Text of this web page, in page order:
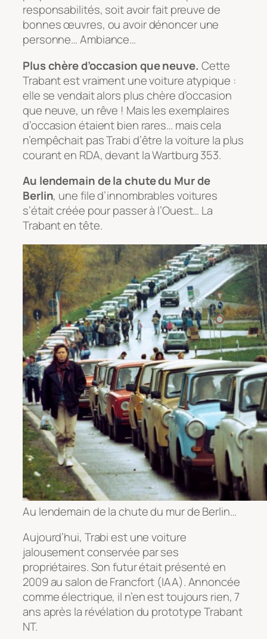
responsabilités, soit avoir fait preuve de
bonnes œuvres, ou avoir dénoncer une
personne… Ambiance…
Plus chère d’occasion que neuve. Cette
Trabant est vraiment une voiture atypique :
elle se vendait alors plus chère d’occasion
que neuve, un rêve ! Mais les exemplaires
d’occasion étaient bien rares… mais cela
n’empêchait pas Trabi d’être la voiture la plus
courant en RDA, devant la Wartburg 353.
Au lendemain de la chute du Mur de
Berlin, une file d’innombrables voitures
s’était créée pour passer à l’Ouest… La
Trabant en tête.
Au lendemain de la chute du mur de Berlin…
Aujourd’hui, Trabi est une voiture
jalousement conservée par ses
propriétaires. Son futur était présenté en
2009 au salon de Francfort (IAA). Annoncée
comme électrique, il n’en est toujours rien, 7
ans après la révélation du prototype Trabant
NT.